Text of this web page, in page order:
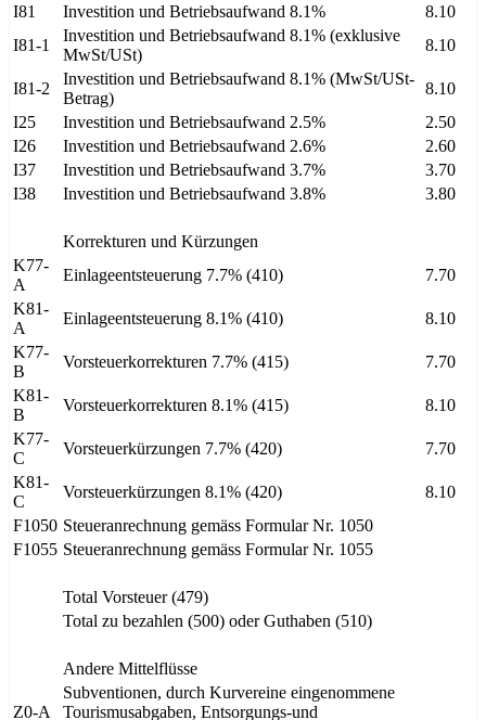
I81 Investition und Betriebsaufwand 8.1%
8.10
I81-1
Investition und Betriebsaufwand 8.1% (exklusive
MwSt/USt)
8.10
I81-2
Investition und Betriebsaufwand 8.1% (MwSt/USt-
Betrag)
8.10
I25
Investition und Betriebsaufwand 2.5%
2.50
I26
Investition und Betriebsaufwand 2.6%
2.60
I37
Investition und Betriebsaufwand 3.7%
3.70
I38
Investition und Betriebsaufwand 3.8% 3.80
Korrekturen und Kürzungen
K77-
A
Einlageentsteuerung 7.7% (410)
7.70
K81-
A
Einlageentsteuerung 8.1% (410)
8.10
K77-
B
Vorsteuerkorrekturen 7.7% (415)
7.70
K81-
B
Vorsteuerkorrekturen 8.1% (415)
8.10
K77-
C
Vorsteuerkürzungen 7.7% (420)
7.70
K81-
C
Vorsteuerkürzungen 8.1% (420)
8.10
F1050 Steueranrechnung gemäss Formular Nr. 1050
F1055 Steueranrechnung gemäss Formular Nr. 1055
Total Vorsteuer (479)
Total zu bezahlen (500) oder Guthaben (510)
Andere Mittelflüsse
Z0-A
Subventionen, durch Kurvereine eingenommene
Tourismusabgaben, Entsorgungs-und